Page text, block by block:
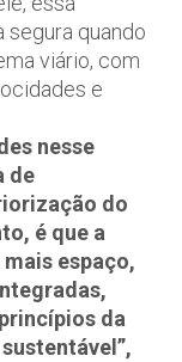
quando
viário, com
e
nesse
de
do
é que a
espaço,
da